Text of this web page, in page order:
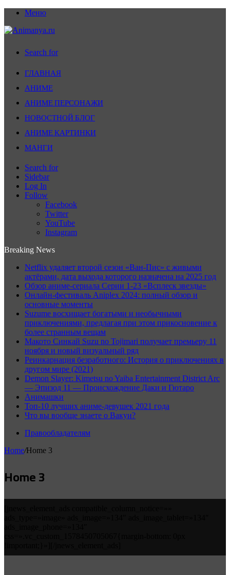
Меню
Search for
ГЛАВНАЯ
АНИМЕ
АНИМЕ ПЕРСОНАЖИ
НОВОСТНОЙ БЛОГ
АНИМЕ КАРТИНКИ
МАНГИ
Search for
Sidebar
Log In
Follow
Facebook
Twitter
YouTube
Instagram
Breaking News
Netflix удаляет второй сезон «Ван-Пис» с живыми
актёрами, дата выхода которого назначена на 2025 год
Обзор аниме-сериала Серии 1-23 «Всплеск звезды»
Онлайн-фестиваль Aniplex 2024: полный обзор и
основные моменты
Suzume восхищает богатыми и необычными
приключениями, предлагая при этом прикосновение к
более странным вещам
Макото Синкай Suzu no Tojimari получает премьеру 11
ноября и новый визуальный ряд
Реинкарнация безработного: История о приключениях в
другом мире (2021)
Demon Slayer: Kimetsu no Yaiba Entertainment District Arc
— Эпизод 11 — Происхождение Даки и Гютаро
Анимашки
Топ-10 лучших аниме-девушек 2021 года
Что вы вообще знаете о Вакуи?
Правообладателям
Home/Home 3
Home 3